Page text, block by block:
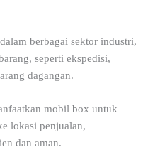
berbagai sektor industri,
seperti ekspedisi,
dagangan.
mobil box untuk
lokasi penjualan,
dan aman.